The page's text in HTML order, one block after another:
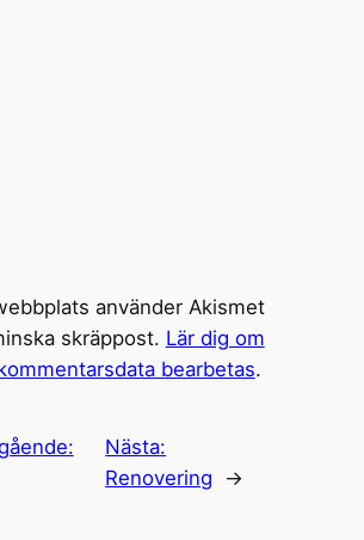
använder Akismet
skräppost. Lär dig om
bearbetas.
Nästa:
Renovering
→